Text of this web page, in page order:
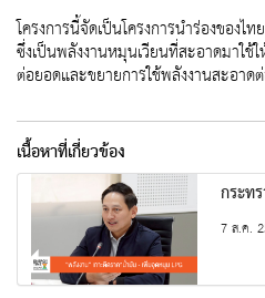
โครงการนี้จัดเป็นโครงการนำร่องของ
ซึ่งเป็นพลังงานหมุนเวียนที่สะอาดมาใช้
ต่อยอดและขยายการใช้พลังงานสะอาด
เนื้อหาที่เกี่ยวข้อง
กระท
7 ส.ค.